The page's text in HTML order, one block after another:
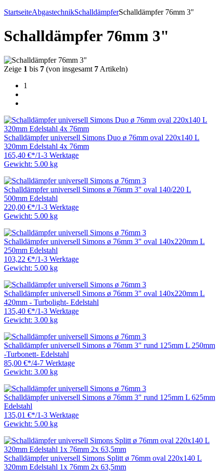
StartseiteAbgastechnikSchalldämpferSchalldämpfer 76mm 3"
Schalldämpfer 76mm 3"
Zeige 1 bis 7 (von insgesamt 7 Artikeln)
1
Schalldämpfer universell Simons Duo ø 76mm oval 220x140 L
320mm Edelstahl 4x 76mm
165,40 €*/1-3 Werktage
Gewicht: 5.00 kg
Schalldämpfer universell Simons ø 76mm 3" oval 140/220 L
500mm Edelstahl
220,00 €*/1-3 Werktage
Gewicht: 5.00 kg
Schalldämpfer universell Simons ø 76mm 3" oval 140x220mm L
250mm Edelstahl
103,22 €*/1-3 Werktage
Gewicht: 5.00 kg
Schalldämpfer universell Simons ø 76mm 3" oval 140x220mm L
420mm - Turbolight- Edelstahl
135,40 €*/1-3 Werktage
Gewicht: 3.00 kg
Schalldämpfer universell Simons ø 76mm 3" rund 125mm L 250mm
-Turbonett- Edelstahl
85,00 €*/4-7 Werktage
Gewicht: 3.00 kg
Schalldämpfer universell Simons ø 76mm 3" rund 125mm L 625mm
Edelstahl
135,01 €*/1-3 Werktage
Gewicht: 5.00 kg
Schalldämpfer universell Simons Splitt ø 76mm oval 220x140 L
320mm Edelstahl 1x 76mm 2x 63,5mm